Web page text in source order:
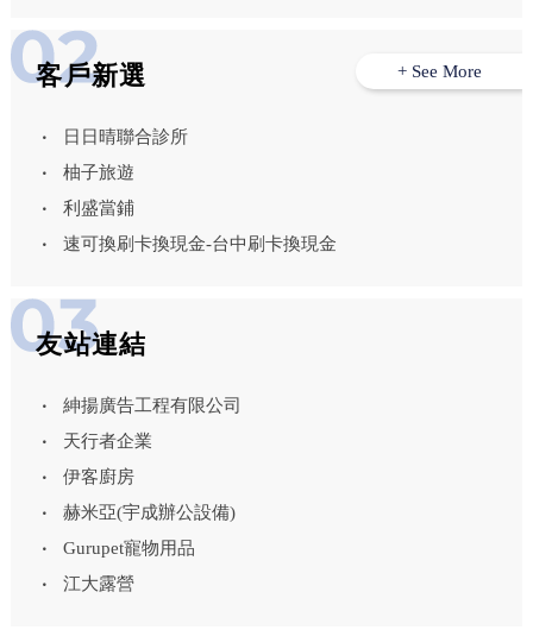
客戶新選
日日晴聯合診所
柚子旅遊
利盛當鋪
速可換刷卡換現金-台中刷卡換現金
+ See More
友站連結
紳揚廣告工程有限公司
天行者企業
伊客廚房
赫米亞(宇成辦公設備)
Gurupet寵物用品
江大露營